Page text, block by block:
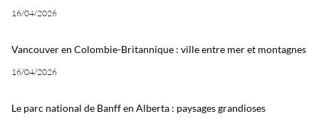
16/04/2026
Vancouver en Colombie-Britannique : ville entre mer et montagnes
16/04/2026
Le parc national de Banff en Alberta : paysages grandioses